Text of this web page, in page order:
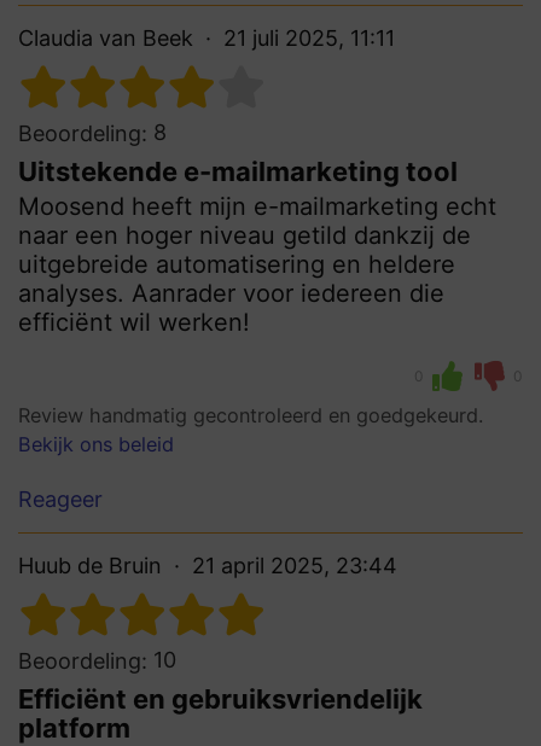
Claudia van Beek 21 juli 2025, 11:11
Beoordeling: 8
Uitstekende e-mailmarketing tool
Moosend heeft mijn e-mailmarketing echt
naar een hoger niveau getild dankzij de
uitgebreide automatisering en heldere
analyses. Aanrader voor iedereen die
efficiënt wil werken!
0 0
Review handmatig gecontroleerd en goedgekeurd.
Bekijk ons beleid
Reageer
Huub de Bruin 21 april 2025, 23:44
Beoordeling: 10
Efficiënt en gebruiksvriendelijk
platform